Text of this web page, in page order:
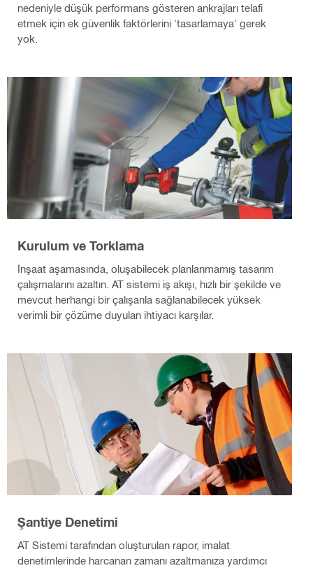
nedeniyle düşük performans gösteren ankrajları telafi
etmek için ek güvenlik faktörlerini 'tasarlamaya' gerek
yok.
Kurulum ve Torklama
İnşaat aşamasında, oluşabilecek planlanmamış tasarım
çalışmalarını azaltın. AT sistemi iş akışı, hızlı bir şekilde ve
mevcut herhangi bir çalışanla sağlanabilecek yüksek
verimli bir çözüme duyulan ihtiyacı karşılar.
Şantiye Denetimi
AT Sistemi tarafından oluşturulan rapor, imalat
denetimlerinde harcanan zamanı azaltmanıza yardımcı